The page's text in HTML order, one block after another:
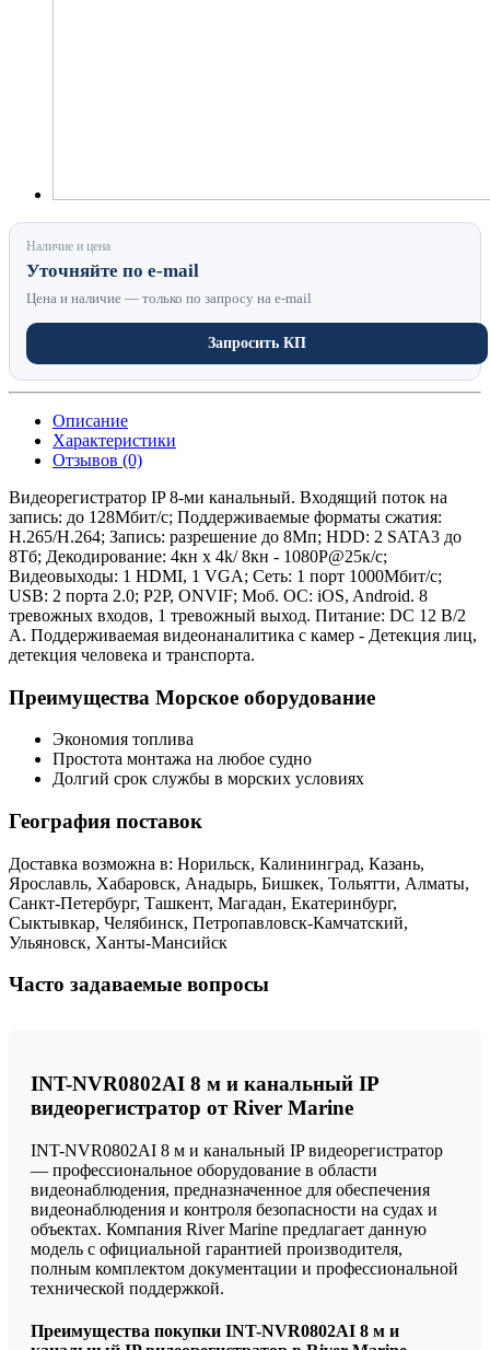
Наличие и цена
Уточняйте по e-mail
Цена и наличие — только по запросу на e-mail
Запросить КП
Описание
Характеристики
Отзывов (0)
Видеорегистратор IP 8-ми канальный. Входящий поток на
запись: до 128Мбит/с; Поддерживаемые форматы сжатия:
H.265/H.264; Запись: разрешение до 8Мп; HDD: 2 SATA3 до
8Тб; Декодирование: 4кн х 4k/ 8кн - 1080Р@25к/с;
Видеовыходы: 1 HDMI, 1 VGA; Сеть: 1 порт 1000Мбит/с;
USB: 2 порта 2.0; P2P, ONVIF; Моб. ОС: iOS, Android. 8
тревожных входов, 1 тревожный выход. Питание: DC 12 В/2
А. Поддерживаемая видеонаналитика с камер - Детекция лиц,
детекция человека и транспорта.
Преимущества Морское оборудование
Экономия топлива
Простота монтажа на любое судно
Долгий срок службы в морских условиях
География поставок
Доставка возможна в: Норильск, Калининград, Казань,
Ярославль, Хабаровск, Анадырь, Бишкек, Тольятти, Алматы,
Санкт-Петербург, Ташкент, Магадан, Екатеринбург,
Сыктывкар, Челябинск, Петропавловск-Камчатский,
Ульяновск, Ханты-Мансийск
Часто задаваемые вопросы
INT-NVR0802AI 8 м и канальный IP
видеорегистратор от River Marine
INT-NVR0802AI 8 м и канальный IP видеорегистратор
— профессиональное оборудование в области
видеонаблюдения, предназначенное для обеспечения
видеонаблюдения и контроля безопасности на судах и
объектах. Компания River Marine предлагает данную
модель с официальной гарантией производителя,
полным комплектом документации и профессиональной
технической поддержкой.
Преимущества покупки INT-NVR0802AI 8 м и